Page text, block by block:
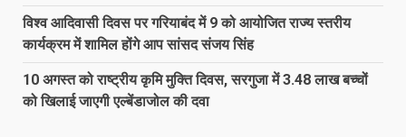
विश्व आदिवासी दिवस पर गरियाबंद में 9 को आयोजित राज्य स्तरीय
कार्यक्रम में शामिल होंगे आप सांसद संजय सिंह
10 अगस्त को राष्ट्रीय कृमि मुक्ति दिवस, सरगुजा में 3.48 लाख बच्चों
को खिलाई जाएगी एल्बेंडाजोल की दवा